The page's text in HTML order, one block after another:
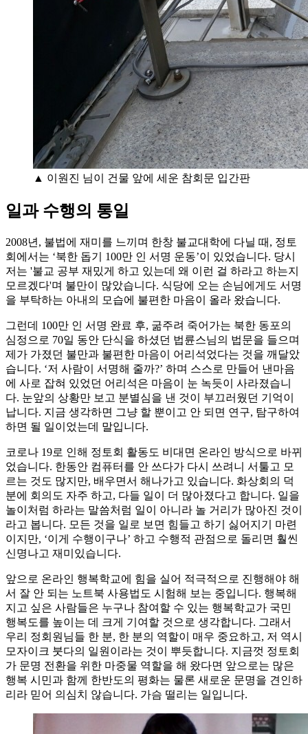
▲ 이원진 님이 건물 앞에 세운 참회문 입간판
일과 수행의 통일
2008년, 불법에 재미를 느끼며 한창 불교대학에 다닐 때, 정토
회에서는 ‘북한 돕기 100만 인 서명 운동’이 있었습니다. 당시
저는 '불교 공부 재밌게 하고 있는데 왜 이런 걸 하라고 하는지
모르겠다'며 불만이 많았습니다. 식당에 오는 손님에게도 서명
을 부탁하는 아내의 모습에 불편한 마음이 올라 왔습니다.
그런데 100만 인 서명 완료 후, 굶주려 죽어가는 북한 동포의
심정으로 70일 동안 단식을 하셨던 법륜스님의 법문을 들으며
제가 가졌던 불만과 불편한 마음이 어리석었다는 것을 깨달았
습니다. ‘저 사람이 서명해 줄까?’ 하며 스스로 만들어 낸마음
에 사로 잡혀 있었던 어리석은 마음이 눈 녹듯이 사라졌습니
다. 눈앞의 상황만 보고 분별심을 낸 것이 부끄러웠던 기억이
납니다. 지금 생각하면 그냥 할 뿐이고 안 되면 연구, 탐구하여
하면 될 일이었는데 말입니다.
코로나 19로 인해 정토회 활동도 비대면 온라인 방식으로 바뀌
었습니다. 한동안 컴퓨터를 안 쓰다가 다시 쓰려니 서툴고 모
르는 것도 많지만, 배우면서 해나가고 있습니다. 화상회의 덕
분에 회의도 자주 하고, 다들 일이 더 많아졌다고 합니다. 일을
놀이처럼 하라는 말씀처럼 일이 아니라 놀 거리가 많아진 것이
라고 봅니다. 모든 것을 일로 보면 힘들고 하기 싫어지기 마련
이지만, ‘이게 수행이구나’ 하고 수행적 관점으로 돌리면 훨씬
신명나고 재미있습니다.
앞으로 온라인 행복학교에 힘을 실어 적극적으로 진행해야 해
서 잘 안 되는 노트북 사용법도 시험해 보는 중입니다. 행복해
지고 싶은 사람들은 누구나 참여할 수 있는 행복학교가 국민
행복도를 높이는 데 크게 기여할 것으로 생각합니다. 그래서
우리 정회원님들 한 분, 한 분의 역할이 매우 중요하고, 저 역시
모자이크 붓다의 일원이라는 것이 뿌듯합니다. 지금껏 정토회
가 문명 전환을 위한 마중물 역할을 해 왔다면 앞으로는 많은
행복 시민과 함께 한반도의 평화는 물론 새로운 문명을 견인하
리라 믿어 의심치 않습니다. 가슴 떨리는 일입니다.